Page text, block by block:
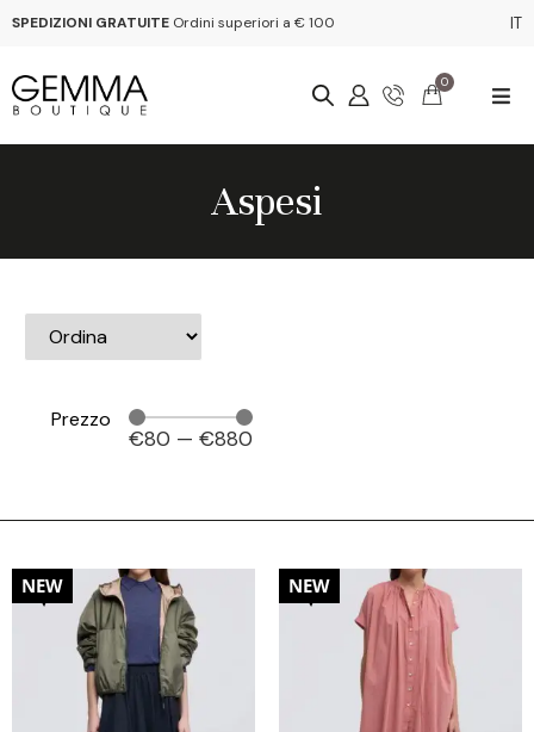
SPEDIZIONI GRATUITE Ordini superiori a € 100 IT
0
Aspesi
Prezzo
€80 — €880
20%
NEW 20%
NEW